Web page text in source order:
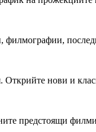
филмографии,
нови и
предстоящи